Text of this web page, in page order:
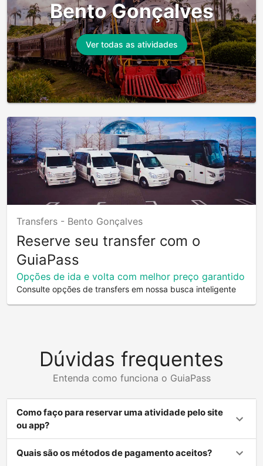
Bento Gonçalves
Ver todas as atividades
Transfers - Bento Gonçalves
Reserve seu transfer com o
GuiaPass
Opções de ida e volta com melhor preço garantido
Consulte opções de transfers em nossa busca inteligente
Dúvidas frequentes
Entenda como funciona o GuiaPass
Como faço para reservar uma atividade pelo site
ou app?
Quais são os métodos de pagamento aceitos?